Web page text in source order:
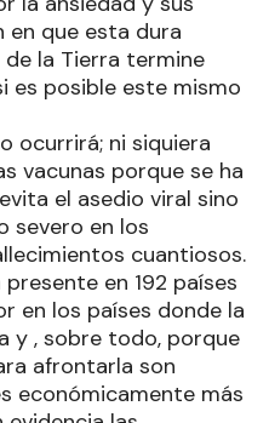
en que esta dura
la Tierra termine
es posible este mismo
ocurrirá; ni siquiera
vacunas porque se ha
el asedio viral sino
severo en los
cuantiosos.
en 192 países
en los países donde la
y , sobre todo, porque
afrontarla son
económicamente más